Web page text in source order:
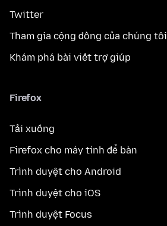
Twitter
Tham gia cộng đồng của chúng tôi
Khám phá bài viết trợ giúp
Firefox
Tải xuống
Firefox cho máy tính để bàn
Trình duyệt cho Android
Trình duyệt cho iOS
Trình duyệt Focus